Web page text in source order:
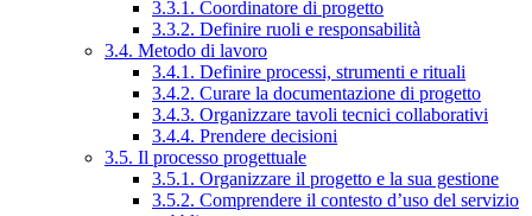
3.3.1. Coordinatore di progetto
3.3.2. Definire ruoli e responsabilità
3.4. Metodo di lavoro
3.4.1. Definire processi, strumenti e rituali
3.4.2. Curare la documentazione di progetto
3.4.3. Organizzare tavoli tecnici collaborativi
3.4.4. Prendere decisioni
3.5. Il processo progettuale
3.5.1. Organizzare il progetto e la sua gestione
3.5.2. Comprendere il contesto d’uso del servizio